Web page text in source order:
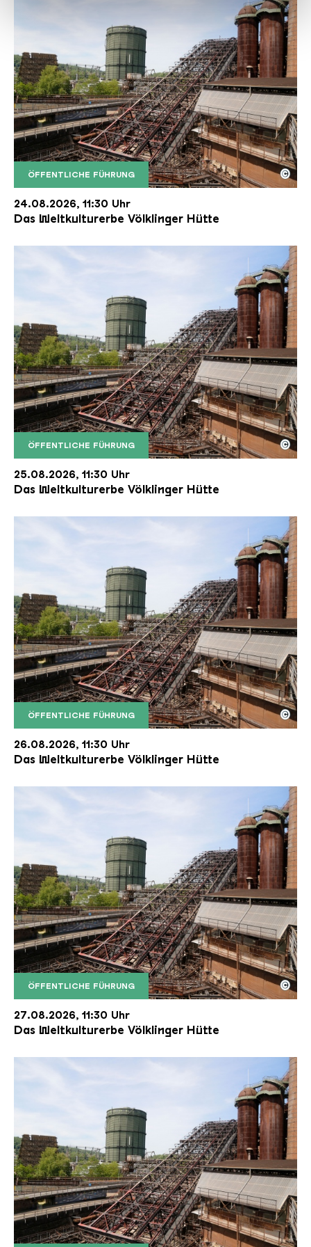
ÖFFENTLICHE FÜHRUNG
Der Erzschrägaufzug der Völklinger Hütte mit
Copyright: Weltkulturerbe Völklinger Hütte | Karl
©
24.08.2026, 11:30 Uhr
Das Weltkulturerbe Völklinger Hütte
ÖFFENTLICHE FÜHRUNG
Der Erzschrägaufzug der Völklinger Hütte mit
Copyright: Weltkulturerbe Völklinger Hütte | Karl
©
25.08.2026, 11:30 Uhr
Das Weltkulturerbe Völklinger Hütte
ÖFFENTLICHE FÜHRUNG
Der Erzschrägaufzug der Völklinger Hütte mit
Copyright: Weltkulturerbe Völklinger Hütte | Karl
©
26.08.2026, 11:30 Uhr
Das Weltkulturerbe Völklinger Hütte
ÖFFENTLICHE FÜHRUNG
Der Erzschrägaufzug der Völklinger Hütte mit
Copyright: Weltkulturerbe Völklinger Hütte | Karl
©
27.08.2026, 11:30 Uhr
Das Weltkulturerbe Völklinger Hütte